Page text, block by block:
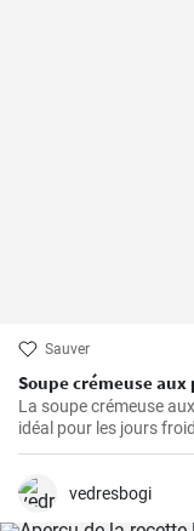
Sauver
Soupe crémeuse
La soupe crémeuse
idéal pour les jours
préparer. Elle est
vedresbogi